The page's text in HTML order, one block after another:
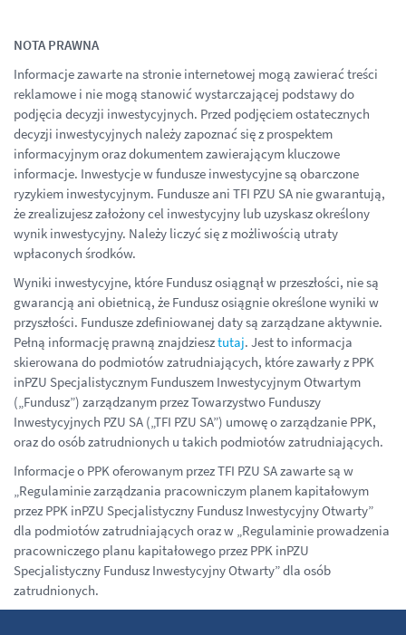
NOTA PRAWNA
Informacje zawarte na stronie internetowej mogą zawierać treści
reklamowe i nie mogą stanowić wystarczającej podstawy do
podjęcia decyzji inwestycyjnych. Przed podjęciem ostatecznych
decyzji inwestycyjnych należy zapoznać się z prospektem
informacyjnym oraz dokumentem zawierającym kluczowe
informacje. Inwestycje w fundusze inwestycyjne są obarczone
ryzykiem inwestycyjnym. Fundusze ani TFI PZU SA nie gwarantują,
że zrealizujesz założony cel inwestycyjny lub uzyskasz określony
wynik inwestycyjny. Należy liczyć się z możliwością utraty
wpłaconych środków.
Wyniki inwestycyjne, które Fundusz osiągnął w przeszłości, nie są
gwarancją ani obietnicą, że Fundusz osiągnie określone wyniki w
przyszłości. Fundusze zdefiniowanej daty są zarządzane aktywnie.
Pełną informację prawną znajdziesztutaj. Jest to informacja
skierowana do podmiotów zatrudniających, które zawarły z PPK
inPZU Specjalistycznym Funduszem Inwestycyjnym Otwartym
(„Fundusz”) zarządzanym przez Towarzystwo Funduszy
Inwestycyjnych PZU SA („TFI PZU SA”) umowę o zarządzanie PPK,
oraz do osób zatrudnionych u takich podmiotów zatrudniających.
Informacje o PPK oferowanym przez TFI PZU SA zawarte są w
„Regulaminie zarządzania pracowniczym planem kapitałowym
przez PPK inPZU Specjalistyczny Fundusz Inwestycyjny Otwarty”
dla podmiotów zatrudniających oraz w „Regulaminie prowadzenia
pracowniczego planu kapitałowego przez PPK inPZU
Specjalistyczny Fundusz Inwestycyjny Otwarty” dla osób
zatrudnionych.